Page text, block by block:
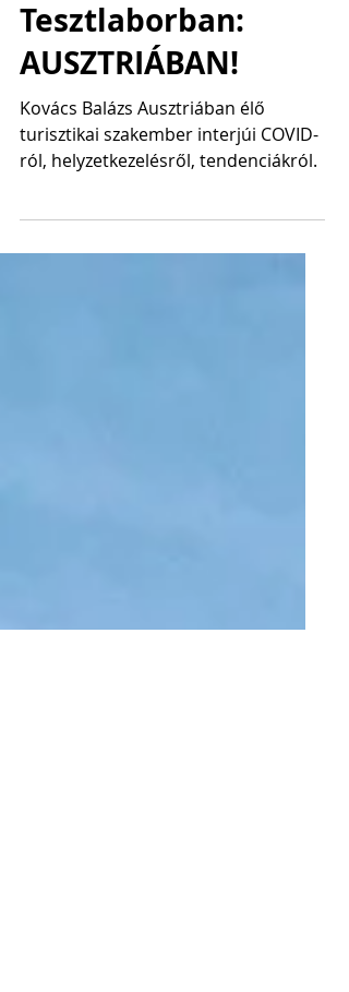
KORONA VAN!
PÁNIK NINCS a
Tesztlaborban:
AUSZTRIÁBAN!
turisztikai szakember interjúi COVID-
ról, helyzetkezelésről, tendenciákról.